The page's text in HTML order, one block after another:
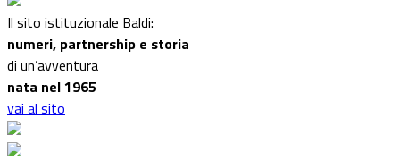
Il sito istituzionale Baldi:
numeri, partnership e storia
di un’avventura
nata nel 1965
vai al sito